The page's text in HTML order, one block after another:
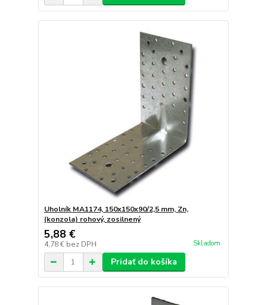
Uholník MA1174, 150x150x90/2,5 mm, Zn,
(konzola) rohový, zosilnený
5,88 €
4,78 € bez DPH Skladom
Pridať do košíka